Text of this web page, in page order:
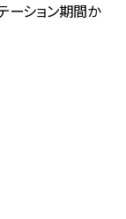
ーション期間か